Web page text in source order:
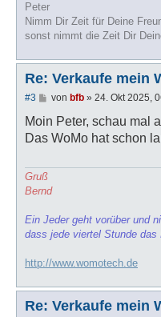
Peter
Nimm Dir Zeit für Deine
sonst nimmt die Zeit Dir
Re: Verkaufe mein
#3
B
i
r
von bfb» 24. Okt 2025,
Moin Peter, schau mal
Das WoMo hat schon
Gruß
Bernd
Ein Jeder geht vorüber und
dass jede viertel Stunde das
http://www.womotech.de
Re: Verkaufe mein